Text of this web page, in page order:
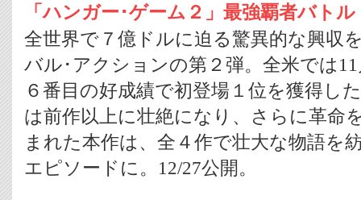
「ハンガー･ゲーム２」最強覇者バトル
全世界で７億ドルに迫る驚異的な興収
バル･アクションの第２弾。全米では
６番目の好成績で初登場１位を獲得し
は前作以上に壮絶になり、さらに革命
まれた本作は、全４作で壮大な物語を
エピソードに。12/27公開。